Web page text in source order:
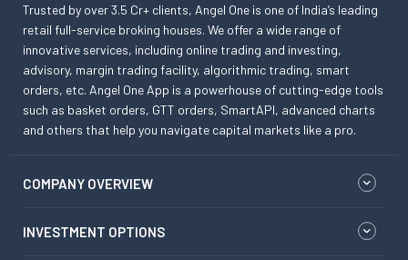
Trusted by over 3.5 Cr+ clients, Angel One is one of India’s leading
retail full-service broking houses. We offer a wide range of
innovative services, including online trading and investing,
advisory, margin trading facility, algorithmic trading, smart
orders, etc. Angel One App is a powerhouse of cutting-edge tools
such as basket orders, GTT orders, SmartAPI, advanced charts
and others that help you navigate capital markets like a pro.
COMPANY OVERVIEW
INVESTMENT OPTIONS